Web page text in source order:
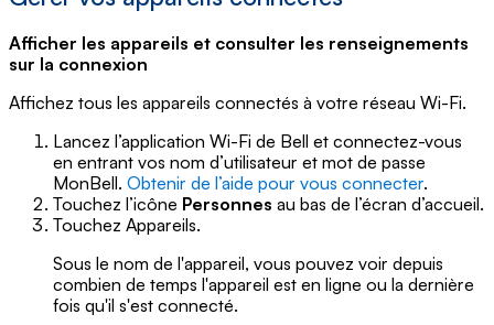
Afficher les appareils et consulter les renseignements
sur la connexion
Affichez tous les appareils connectés à votre réseau Wi-Fi.
Lancez l’application Wi-Fi de Bell et connectez-vous
en entrant vos nom d’utilisateur et mot de passe
MonBell. Obtenir de l’aide pour vous connecter.
Touchez l’icône Personnes au bas de l’écran d’accueil.
Touchez Appareils.
Sous le nom de l'appareil, vous pouvez voir depuis
combien de temps l'appareil est en ligne ou la dernière
fois qu'il s'est connecté.